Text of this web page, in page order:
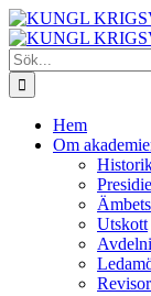
Fortsätt
till
innehållet
Sök
efter:
Hem
Om
Utskott